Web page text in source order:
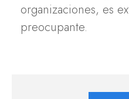
organizaciones, es
preocupante.